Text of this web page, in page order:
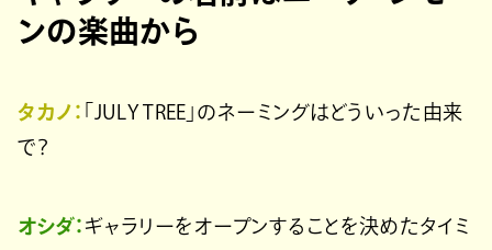
ンの楽曲から
タカノ：
「JULY TREE」のネーミングはどういった由来
で？
オシダ： ギャラリーをオープンすることを決めたタイミ